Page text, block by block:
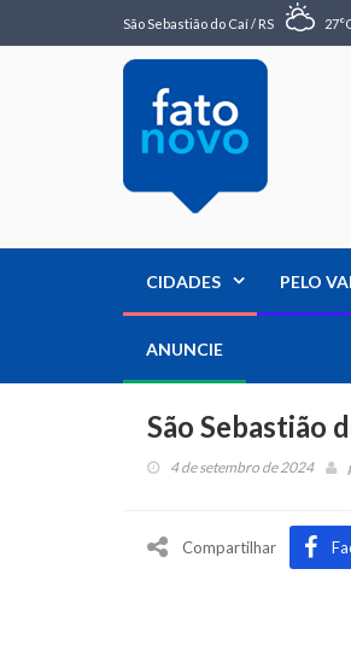
São Sebastião do Caí / RS
CIDADES PELO
ANUNCIE
São Sebastião
4 de setembro de 2024
Compartilhar